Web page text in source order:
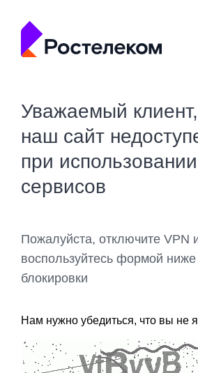
Уважаемый клиент,
наш сайт
при
сервисов
Пожалуйста, отключите VPN
воспользуйтесь формой
блокировки
Нам нужно убедиться, что вы не